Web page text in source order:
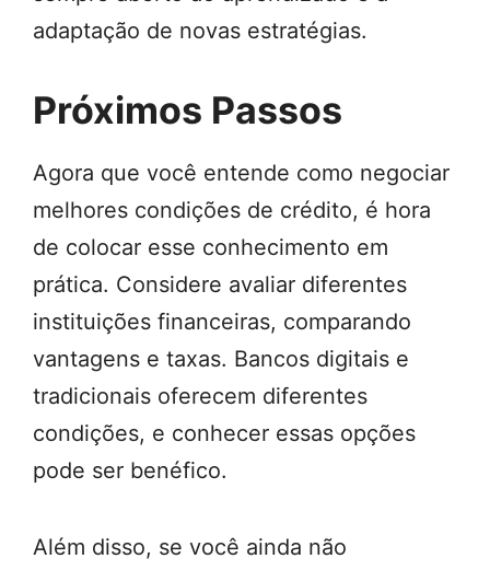
adaptação de novas estratégias.
Próximos Passos
Agora que você entende como negociar
melhores condições de crédito, é hora
de colocar esse conhecimento em
prática. Considere avaliar diferentes
instituições financeiras, comparando
vantagens e taxas. Bancos digitais e
tradicionais oferecem diferentes
condições, e conhecer essas opções
pode ser benéfico.
Além disso, se você ainda não